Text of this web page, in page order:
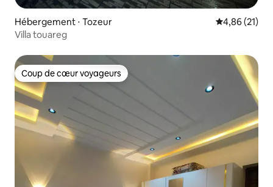
Hébergement ⋅ Tozeur Évaluation
4,86 (21)
Villa touareg
Coup de cœur voyageurs
Coup de cœur voyageurs